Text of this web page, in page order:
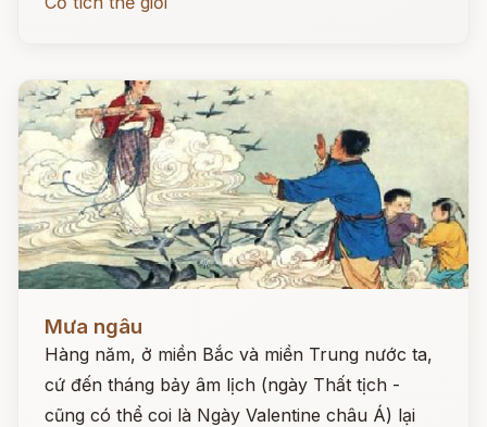
Mưa ngâu
Hàng năm, ở miền Bắc và miền Trung nước ta,
cứ đến tháng bảy âm lịch (ngày Thất tịch -
cũng có thể coi là Ngày Valentine châu Á) lại